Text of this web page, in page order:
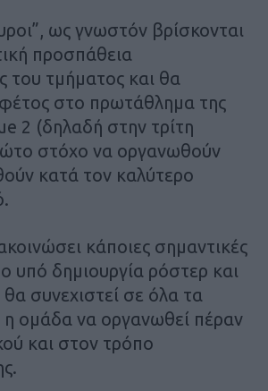
ως γνωστόν βρίσκονται
προσπάθεια
του τμήματος και θα
στο πρωτάθλημα της
2 (δηλαδή στην τρίτη
στόχο να οργανωθούν
κατά τον καλύτερο
κάποιες σημαντικές
υπό δημιουργία ρόστερ και
συνεχιστεί σε όλα τα
ομάδα να οργανωθεί πέραν
και στον τρόπο